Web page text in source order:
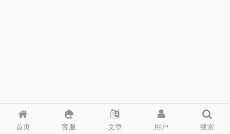
首页 客服 文章 用户 搜索